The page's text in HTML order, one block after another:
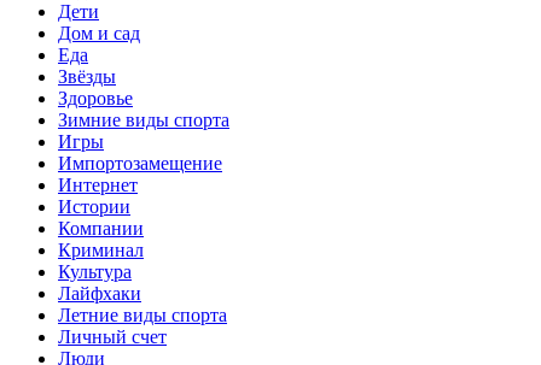
Дети
Дом и сад
Еда
Звёзды
Здоровье
Зимние виды спорта
Игры
Импортозамещение
Интернет
Истории
Компании
Криминал
Культура
Лайфхаки
Летние виды спорта
Личный счет
Люди